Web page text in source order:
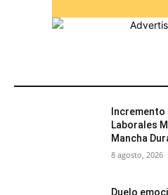
Laborales
Mancha
8 agosto, 2026
Duelo